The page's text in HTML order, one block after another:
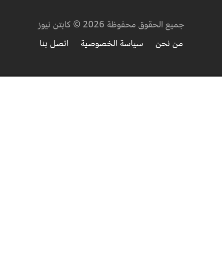
جميع الحقوق محفوظة 2026 © كابتن نيوز
من نحن
سياسة الخصوصية اتصل بنا